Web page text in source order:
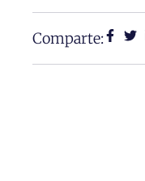
Comparte: